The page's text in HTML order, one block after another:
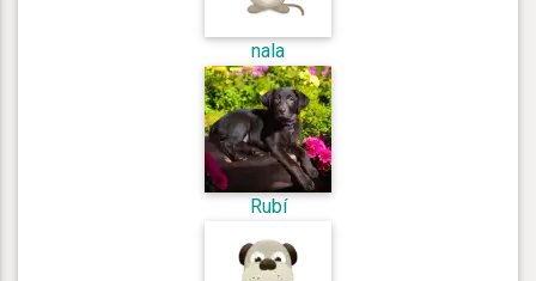
nala
Rubí